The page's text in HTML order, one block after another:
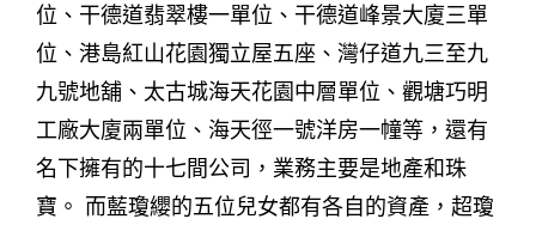
位、干德道翡翠樓一單位、干德道峰景大廈三單
位、港島紅山花園獨立屋五座、灣仔道九三至九
九號地舖、太古城海天花園中層單位、觀塘巧明
工廠大廈兩單位、海天徑一號洋房一幢等，還有
名下擁有的十七間公司，業務主要是地產和珠
寶。 而藍瓊纓的五位兒女都有各自的資產，超瓊